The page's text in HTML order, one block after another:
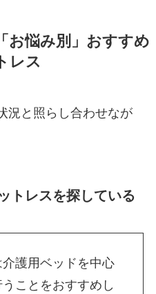
お悩み別」おすすめ
レス
況と照らし合わせなが
トレスを探している
護用ベッドを中心
ことをおすすめし